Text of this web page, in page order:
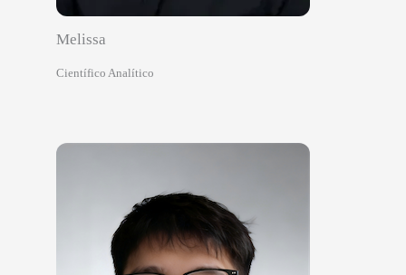
Melissa
Científico Analítico